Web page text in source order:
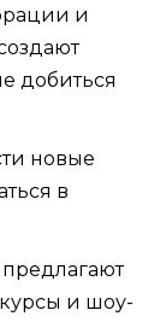
и
добиться
новые
в
и шоу-